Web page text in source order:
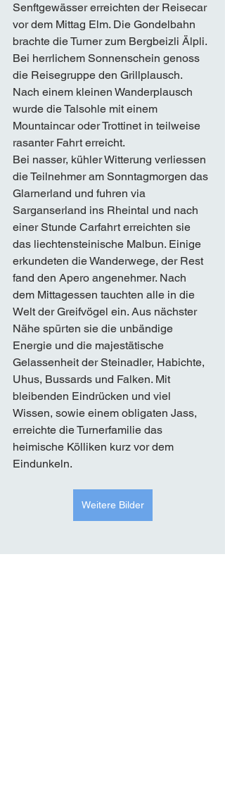
Senftgewässer erreichten der Reisecar
vor dem Mittag Elm. Die Gondelbahn
brachte die Turner zum Bergbeizli Älpli.
Bei herrlichem Sonnenschein genoss
die Reisegruppe den Grillplausch.
Nach einem kleinen Wanderplausch
wurde die Talsohle mit einem
Mountaincar oder Trottinet in teilweise
rasanter Fahrt erreicht.
Bei nasser, kühler Witterung verliessen
die Teilnehmer am Sonntagmorgen das
Glarnerland und fuhren via
Sarganserland ins Rheintal und nach
einer Stunde Carfahrt erreichten sie
das liechtensteinische Malbun. Einige
erkundeten die Wanderwege, der Rest
fand den Apero angenehmer. Nach
dem Mittagessen tauchten alle in die
Welt der Greifvögel ein. Aus nächster
Nähe spürten sie die unbändige
Energie und die majestätische
Gelassenheit der Steinadler, Habichte,
Uhus, Bussards und Falken. Mit
bleibenden Eindrücken und viel
Wissen, sowie einem obligaten Jass,
erreichte die Turnerfamilie das
heimische Kölliken kurz vor dem
Eindunkeln.
Weitere Bilder